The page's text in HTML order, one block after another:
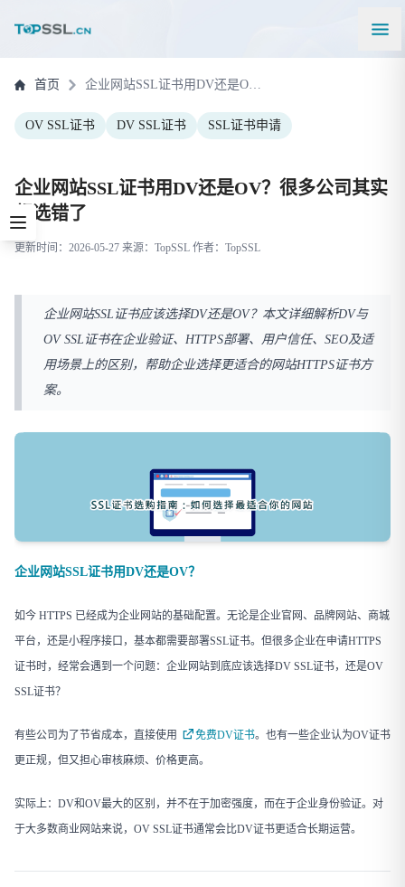
首页 企业网站SSL证书用DV还是OV？很多公司其实都选错了
OV SSL证书 DV SSL证书 SSL证书申请
企业网站SSL证书用DV还是OV？很多公司其实
都选错了
更新时间：2026-05-27 来源：TopSSL 作者：TopSSL
企业网站SSL证书应该选择DV还是OV？本文详细解析DV与
OV SSL证书在企业验证、HTTPS部署、用户信任、SEO及适
用场景上的区别，帮助企业选择更适合的网站HTTPS证书方
案。
企业网站SSL证书用DV还是OV？
如今 HTTPS 已经成为企业网站的基础配置。无论是企业官网、品牌网站、商城
平台，还是小程序接口，基本都需要部署SSL证书。但很多企业在申请HTTPS
证书时，经常会遇到一个问题：企业网站到底应该选择DV SSL证书，还是OV
SSL证书？
有些公司为了节省成本，直接使用 免费DV证书。也有一些企业认为OV证书
更正规，但又担心审核麻烦、价格更高。
实际上：DV和OV最大的区别，并不在于加密强度，而在于企业身份验证。对
于大多数商业网站来说，OV SSL证书通常会比DV证书更适合长期运营。